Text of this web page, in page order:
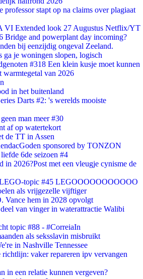
professor stapt op na claims over plagiaat
VI Extended look 27 Augustus Netflix/YT
Bridge and powerplant day incoming?
bij eenzijdig ongeval Zeeland.
ga je woningen slopen, logisch
#318 Een klein kusje moet kunnen
warmtegetal van 2026
in het buitenland
Darts #2: 's werelds mooiste
man meer #30
af op watertekort
de TT in Assen
sponsored by TONZON
6de seizoen #4
in 2026?Post met een vleugje cynisme de
topic #45 LEGOOOOOOOOOOO
als vrijgezelle vijftiger
Vance hem in 2028 opvolgt
van vinger in waterattractie Walibi
topic #88 - #CorreiaIn
als seksslavin misbruikt
in Nashville Tennessee
vaker repareren ipv vervangen
in een relatie kunnen vergeven?